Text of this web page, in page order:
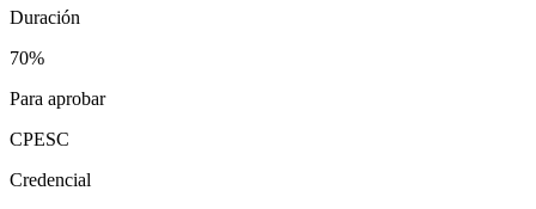
Duración
70%
Para aprobar
CPESC
Credencial